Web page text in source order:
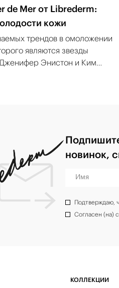
de Mer от Librederm:
кожи
трендов в омоложении
являются звезды
Энистон и Ким
новинок,
Имя
Подтверждаю,
Согласен (на) с
КОЛЛЕКЦИИ